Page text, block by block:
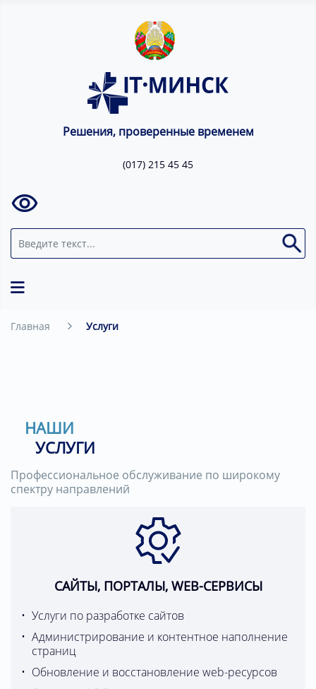
Решения, проверенные временем
(017) 215 45 45
Поиск
Главная Услуги
НАШИ
УСЛУГИ
Профессиональное обслуживание по широкому
спектру направлений
САЙТЫ, ПОРТАЛЫ, WEB-СЕРВИСЫ
Услуги по разработке сайтов
Администрирование и контентное наполнение
страниц
Обновление и восстановление web-ресурсов